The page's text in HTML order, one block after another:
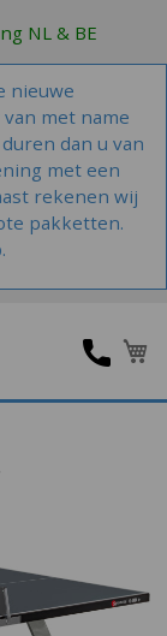
NL & BE
nieuwe
met name
dan u van
met een
rekenen wij
pakketten.